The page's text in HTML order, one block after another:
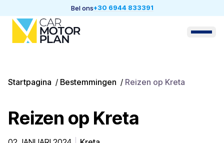
Bel ons+30 6944 833391
Startpagina / Bestemmingen / Reizen op Kreta
Reizen op Kreta